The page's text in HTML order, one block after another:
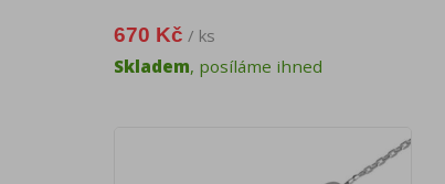
670 Kč / ks
Skladem, posíláme ihned